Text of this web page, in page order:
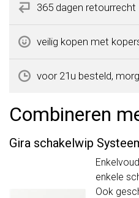
365 dagen retourrecht
veilig kopen met
voor 21u besteld,
Combineren
Gira schakelwip
enkele
Ook